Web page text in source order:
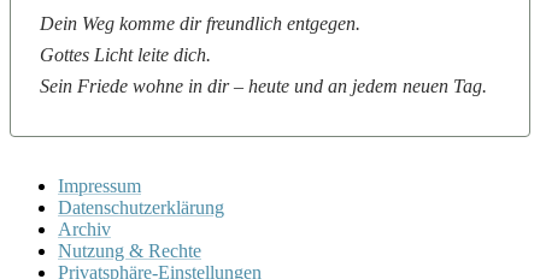
Dein Weg komme dir freundlich entgegen.
Gottes Licht leite dich.
Sein Friede wohne in dir – heute und an jedem neuen Tag.
Impressum
Datenschutzerklärung
Archiv
Nutzung & Rechte
Privatsphäre-Einstellungen